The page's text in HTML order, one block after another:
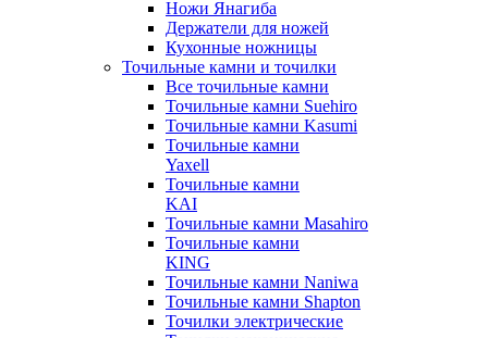
Ножи Янагиба
Держатели для ножей
Кухонные ножницы
Точильные камни и точилки
Все точильные камни
Точильные камни Suehiro
Точильные камни Kasumi
Точильные камни
Yaxell
Точильные камни
KAI
Точильные камни Masahiro
Точильные камни
KING
Точильные камни Naniwa
Точильные камни Shapton
Точилки электрические